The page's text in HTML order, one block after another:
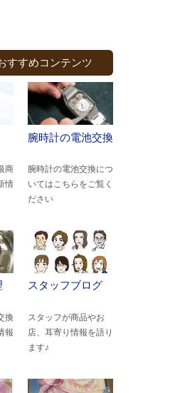
すすめコンテンツ
商
情
腕時計の電池交換
腕時計の電池交換につ
いてはこちらをご覧く
ださい
換
報
スタッフブログ
スタッフが商品やお
店、耳寄り情報を語り
ます♪